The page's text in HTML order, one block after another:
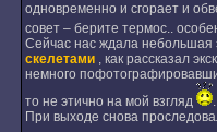
одновременно и сгорает и
совет – берите термос..
Сейчас нас ждала небольшая
скелетами, как рассказал
немного
то не этично на мой взгляд
При выходе снова